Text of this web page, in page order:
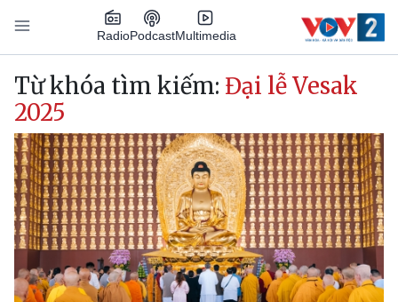
Nhảy đến nội dung
RadioPodcastMultimedia
Main navigation
Từ khóa tìm kiếm: Đại lễ Vesak
2025